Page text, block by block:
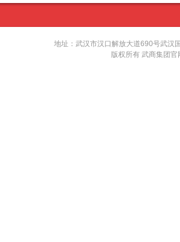
地址：武汉市汉口解放大道690号武
版权所有 武商集团